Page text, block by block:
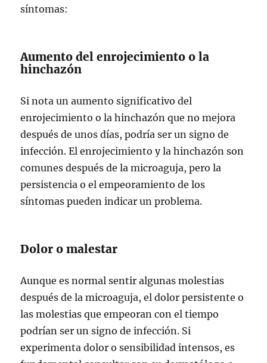
síntomas:
Aumento del enrojecimiento o la
hinchazón
Si nota un aumento significativo del
enrojecimiento o la hinchazón que no mejora
después de unos días, podría ser un signo de
infección. El enrojecimiento y la hinchazón son
comunes después de la microaguja, pero la
persistencia o el empeoramiento de los
síntomas pueden indicar un problema.
Dolor o malestar
Aunque es normal sentir algunas molestias
después de la microaguja, el dolor persistente o
las molestias que empeoran con el tiempo
podrían ser un signo de infección. Si
experimenta dolor o sensibilidad intensos, es